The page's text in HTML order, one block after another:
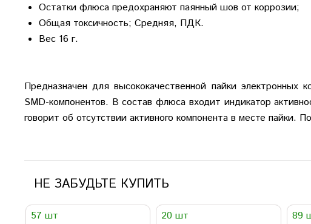
Остатки флюса предохраняют паянный шов от коррозии;
Общая токсичность; Средняя, ПДК.
Вес 16 г.
Предназначен для высококачественной пайки электронных
SMD-компонентов. В состав флюса входит индикатор
говорит об отсутствии активного компонента в месте пайки.
НЕ ЗАБУДЬТЕ КУПИТЬ
57 шт 20 шт 89